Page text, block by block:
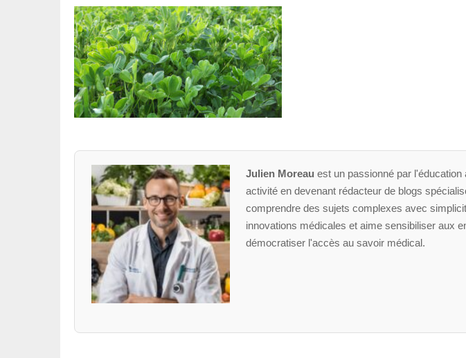
Julien Moreau est un passionné par
activité en devenant rédacteur de blogs
comprendre des sujets complexes avec
innovations médicales et aime sensibiliser aux
démocratiser l'accès au savoir médical.